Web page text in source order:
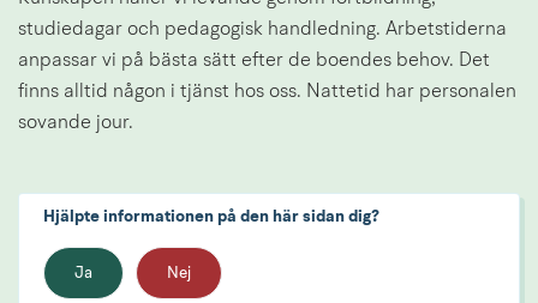
studiedagar och pedagogisk handledning. Arbetstiderna
anpassar vi på bästa sätt efter de boendes behov. Det
finns alltid någon i tjänst hos oss. Nattetid har personalen
sovande jour.
Hjälpte informationen på den här sidan dig?
Ja Nej